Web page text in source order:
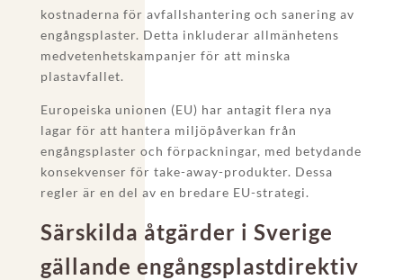
kostnaderna för avfallshantering och sanering av
engångsplaster. Detta inkluderar allmänhetens
medvetenhetskampanjer för att minska
plastavfallet.
Europeiska unionen (EU) har antagit flera nya
lagar för att hantera miljöpåverkan från
engångsplaster och förpackningar, med betydande
konsekvenser för take-away-produkter. Dessa
regler är en del av en bredare EU-strategi.
Särskilda åtgärder i Sverige
gällande engångsplastdirektiv